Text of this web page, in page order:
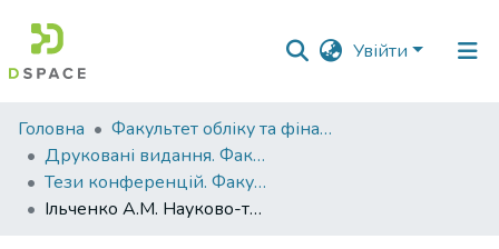
Увійти
Фонди
та
зібрання
Пошук за критеріями
Головна
Факультет обліку та фінансів
Друковані видання. Факультет обліку та фінансів
Тези конференцій. Факультет обліку та фінансів
Ільченко А.М. Науково-теоретичні підходи до вивчення проблеми стійкості особистості в умовах воєнного часу. Політичні трансформації сучасного суспільства : зб. матеріалів IV Всеукр. наук.-практ. конф. (м. Полтава, 22 лютого 2023 р.). Полтава : ПДАУ, 2023. 281 с..